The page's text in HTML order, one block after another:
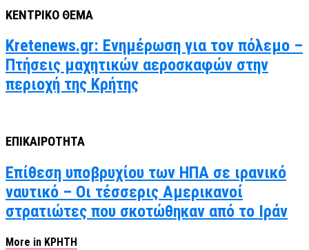
ΚΕΝΤΡΙΚΟ ΘΕΜΑ
Kretenews.gr: Ενημέρωση για τον πόλεμο –
Πτήσεις μαχητικών αεροσκαφών στην
περιοχή της Κρήτης
ΕΠΙΚΑΙΡΟΤΗΤΑ
Επίθεση υποβρυχίου των ΗΠΑ σε ιρανικό
ναυτικό – Οι τέσσερις Αμερικανοί
στρατιώτες που σκοτώθηκαν από το Ιράν
More in ΚΡΗΤΗ